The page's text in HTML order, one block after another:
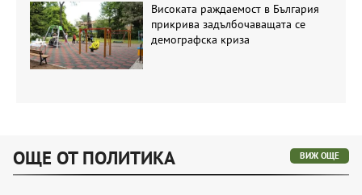
Високата раждаемост в България
прикрива задълбочаващата се
демографска криза
ОЩЕ ОТ ПОЛИТИКА ВИЖ ОЩЕ